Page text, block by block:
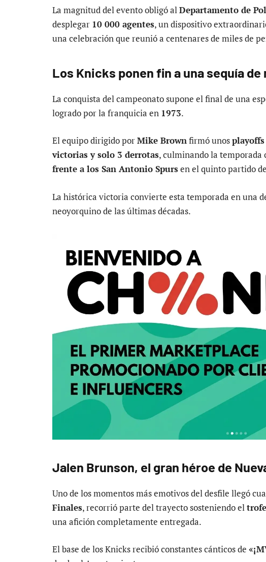
La magnitud del evento obligó alDepartamento de
desplegar 10 000 agentes, un dispositivo
una celebración que reunió a centenares de miles de
Los Knicks ponen fin a una sequía
La conquista del campeonato supone el final de una
logrado por la franquicia en 1973.
El equipo dirigido porMike Brownfirmó unos
victorias y solo 3 derrotas, culminando la
frente a los San Antonio Spursen el quinto partido
La histórica victoria convierte esta temporada en una
neoyorquino de las últimas décadas.
Jalen Brunson, el gran héroe de
Uno de los momentos más emotivos del desfile llegó
Finales, recorrió parte del trayecto sosteniendo el
una afición completamente entregada.
El base de los Knicks recibió constantes cánticos de